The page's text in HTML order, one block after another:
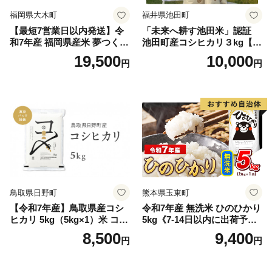
福岡県大木町
【最短7営業日以内発送】令
和7年産 福岡県産米 夢つくし
15kg 精米 ※北海道・沖縄・
19,500円
福井県池田町
「未来へ耕す池田米」認証
池田町産コシヒカリ３kg【お
1人様につき３セットまで】
10,000円
鳥取県日野町
【令和7年産】鳥取県産コシ
ヒカリ 5kg（5kg×1）米 コシ
ヒカリ こしひかり お米 白米
精米 5キロ おこめ こめ コメ
8,500円
熊本県玉東町
令和7年産 無洗米 ひのひかり
5kg《7-14日以内に出荷予定
(土日祝除く)》コメ 米 無洗米
高レビュー｜人気米 熊本県
9,400円